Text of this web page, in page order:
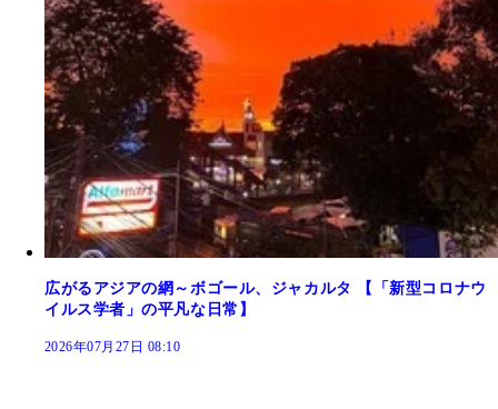
広がるアジアの網～ボゴール、ジャカルタ 【「新型コロナウ
イルス学者」の平凡な日常】
2026年07月27日 08:10